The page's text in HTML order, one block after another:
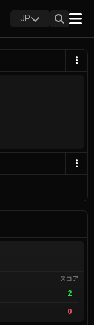
JP
スコア
2
0